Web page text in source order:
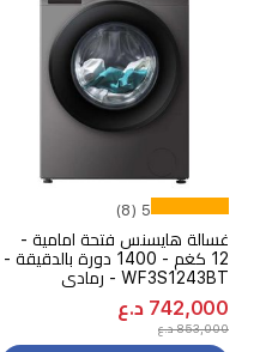
5 (8)
غسالة هايسنس فتحة امامية -
12 كغم - 1400 دورة بالدقيقة -
WF3S1243BT - رمادي
742,000 د.ع
853,000 د.ع